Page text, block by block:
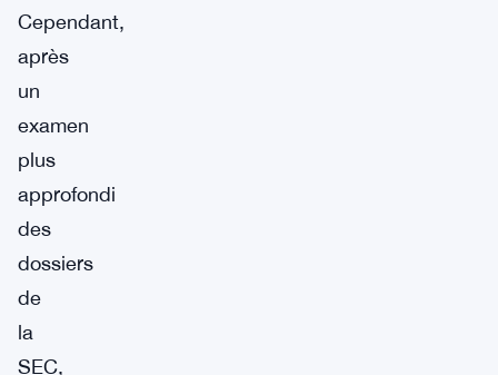
Cependant,
après
un
examen
plus
approfondi
des
dossiers
de
la
SEC,